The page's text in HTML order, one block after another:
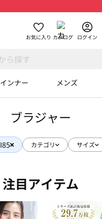
お気に入り カタログ ログイン
インナー メンズ
ブラジャー
I85 カテゴリ サイズ
注目アイテム